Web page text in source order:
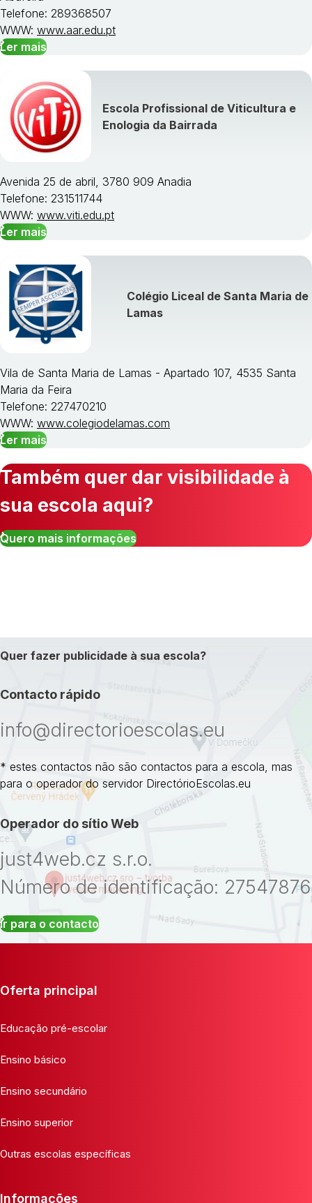
Telefone: 289368507
WWW: www.aar.edu.pt
Ler mais
Escola Profissional de Viticultura e
Enologia da Bairrada
Avenida 25 de abril, 3780 909 Anadia
Telefone: 231511744
WWW: www.viti.edu.pt
Ler mais
Colégio Liceal de Santa Maria de
Lamas
Vila de Santa Maria de Lamas - Apartado 107, 4535 Santa
Maria da Feira
Telefone: 227470210
WWW: www.colegiodelamas.com
Ler mais
Também quer dar visibilidade à
sua escola aqui?
Quero mais informações
Quer fazer publicidade à sua escola?
Contacto rápido
info@directorioescolas.eu
* estes contactos não são contactos para a escola, mas
para o operador do servidor DirectórioEscolas.eu
Operador do sítio Web
just4web.cz s.r.o.
Número de identificação: 27547876
Ir para o contacto
Oferta principal
Educação pré-escolar
Ensino básico
Ensino secundário
Ensino superior
Outras escolas específicas
Informações